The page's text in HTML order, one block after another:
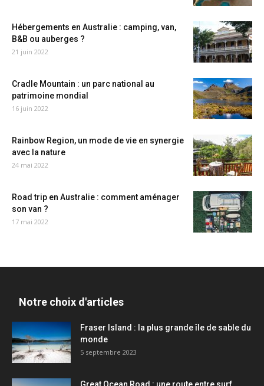
Hébergements en Australie : camping, van,
B&B ou auberges ?
21 juin 2022
Cradle Mountain : un parc national au
patrimoine mondial
16 juin 2022
Rainbow Region, un mode de vie en synergie
avec la nature
24 mai 2022
Road trip en Australie : comment aménager
son van ?
17 mai 2022
Notre choix d'articles
Fraser Island : la plus grande île de sable du
monde
5 septembre 2023